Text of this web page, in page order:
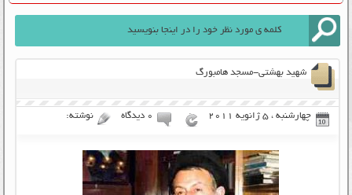
شهید بهشتی-مسجد هامبورگ
چهارشنبه ، 5 ژانویه 2011 ۰ دیدگاه نوشته: